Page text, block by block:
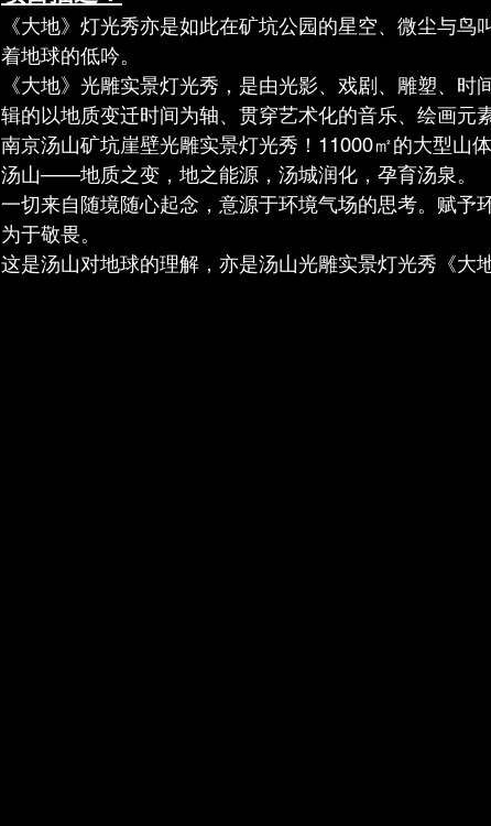
《大地》灯光秀亦是如此在矿坑公园的星空、微尘与
着地球的低吟。
《大地》光雕实景灯光秀，是由光影、戏剧、雕塑、
辑的以地质变迁时间为轴、贯穿艺术化的音乐、绘画元
南京汤山矿坑崖壁光雕实景灯光秀！11000㎡的大型山
汤山——地质之变，地之能源，汤城润化，孕育汤泉。
一切来自随境随心起念，意源于环境气场的思考。赋予
为于敬畏。
这是汤山对地球的理解，亦是汤山光雕实景灯光秀《大